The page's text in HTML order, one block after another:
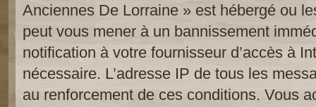
Anciennes De Lorraine » est hébergé ou
peut vous mener à un bannissement
notification à votre fournisseur d’accès à
nécessaire. L’adresse IP de tous les
au renforcement de ces conditions. Vous